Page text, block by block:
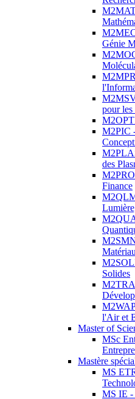
Génie
pour
M2PIC
des
Finance
Solides
l'Air et
Master of
MSc
Mastère
MS
MS IE -